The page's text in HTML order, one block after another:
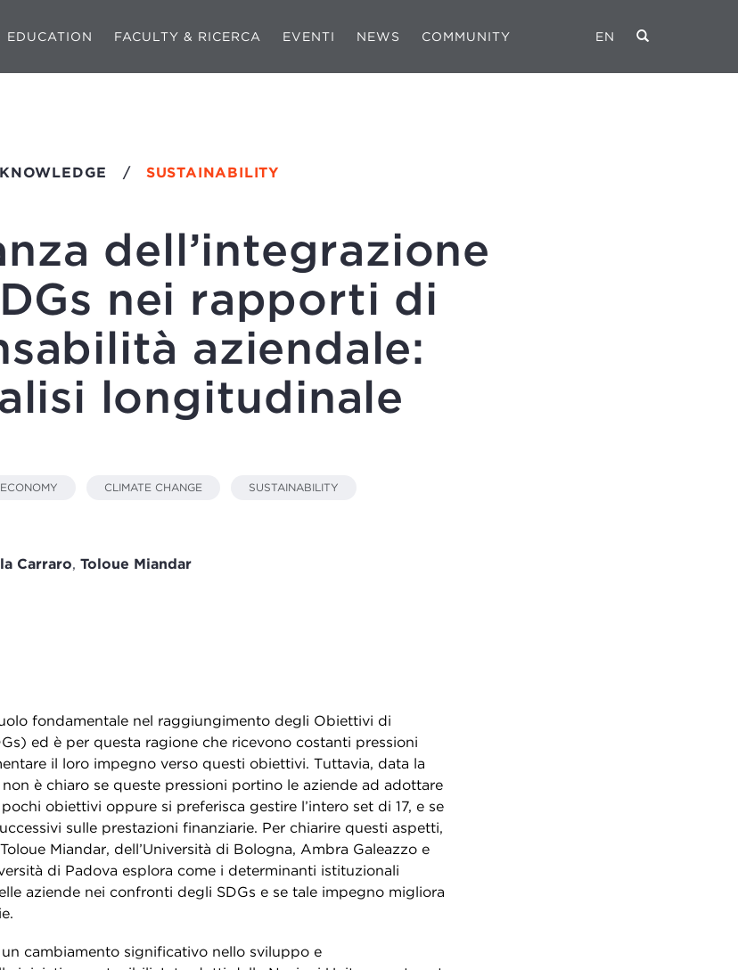
EDUCATION FACULTY & RICERCA EVENTI NEWS COMMUNITY EN
KNOWLEDGE / SUSTAINABILITY
dell’integrazione
nei rapporti di
aziendale:
longitudinale
CLIMATE CHANGE SUSTAINABILITY
Carraro, Toloue Miandar
fondamentale nel raggiungimento degli Obiettivi di
ed è per questa ragione che ricevono costanti pressioni
il loro impegno verso questi obiettivi. Tuttavia, data la
è chiaro se queste pressioni portino le aziende ad adottare
obiettivi oppure si preferisca gestire l’intero set di 17, e se
sulle prestazioni finanziarie. Per chiarire questi aspetti,
Miandar, dell’Università di Bologna, Ambra Galeazzo e
di Padova esplora come i determinanti istituzionali
aziende nei confronti degli SDGs e se tale impegno migliora
cambiamento significativo nello sviluppo e